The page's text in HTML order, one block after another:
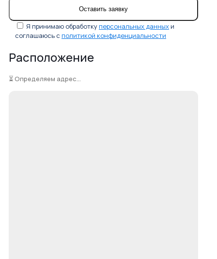
Я принимаю обработкуперсональных данных и
соглашаюсь с политикой конфиденциальности
Расположение
⏳ Определяем адрес...